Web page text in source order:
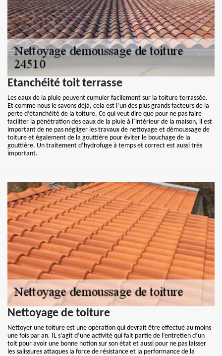
Etanchéité toit terrasse
Les eaux de la pluie peuvent cumuler facilement sur la toiture terrassée.
Et comme nous le savons déjà, cela est l’un des plus grands facteurs de la
perte d’étanchéité de la toiture. Ce qui veut dire que pour ne pas faire
faciliter la pénétration des eaux de la pluie à l’intérieur de la maison, il est
important de ne pas négliger les travaux de nettoyage et démoussage de
toiture et également de la gouttière pour éviter le bouchage de la
gouttière. Un traitement d’hydrofuge à temps et correct est aussi très
important.
Nettoyage de toiture
Nettoyer une toiture est une opération qui devrait être effectué au moins
une fois par an. IL s’agit d’une activité qui fait partie de l’entretien d’un
toit pour avoir une bonne notion sur son état et aussi pour ne pas laisser
les salissures attaques la force de résistance et la performance de la